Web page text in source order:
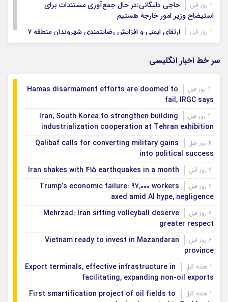
حاجی دلیگانی:در حال جمع‌آوری مستندات برای
استیضاح وزیر امور خارجه هستیم
ارتقای ایمنی و افزایش رضایتمندی شهروندان منطقه ۷
در جنوب
سر خط اخبار انگلیسی
Hamas disarmament efforts are doomed to
fail, IRGC says
Iran, South Korea to strengthen building
industrialization cooperation at Tehran exhibition
Qalibaf calls for converting military gains
into political success
Iran shakes with 415 earthquakes in a month
Trump’s economic failure: 97,000 workers
axed amid AI hype, negligence
Mehrzad: Iran sitting volleyball deserve
greater respect
Vietnam ready to invest in Mazandaran
province
Export terminals, effective infrastructure in
facilitating, expanding non-oil exports
First smartification project of oil fields to